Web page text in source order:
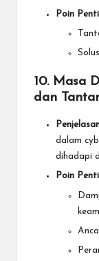
Poin
10. Masa
dan
dalam
dihadapi
Poin